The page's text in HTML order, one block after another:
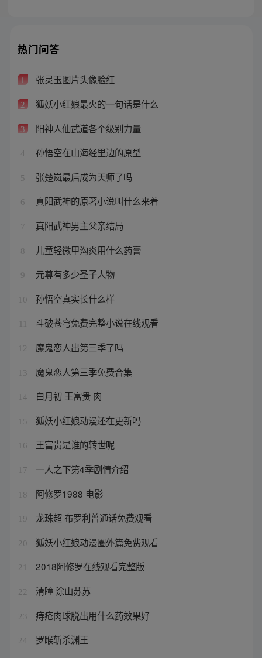
热门问答
1 张灵玉图片头像脸红
2 狐妖小红娘最火的一句话是什么
3 阳神人仙武道各个级别力量
4 孙悟空在山海经里边的原型
5 张楚岚最后成为天师了吗
6 真阳武神的原著小说叫什么来着
7 真阳武神男主父亲结局
8 儿童轻微甲沟炎用什么药膏
9 元尊有多少圣子人物
10 孙悟空真实长什么样
斗破苍穹免费完整小说在线观看
12 魔鬼恋人出第三季了吗
13 魔鬼恋人第三季免费合集
14 白月初 王富贵 肉
15 狐妖小红娘动漫还在更新吗
16 王富贵是谁的转世呢
17 一人之下第4季剧情介绍
18 阿修罗1988 电影
19 龙珠超 布罗利普通话免费观看
20 狐妖小红娘动漫圈外篇免费观看
21 2018阿修罗在线观看完整版
22 清瞳 涂山苏苏
23 痔疮肉球脱出用什么药效果好
24
罗睺斩杀渊王